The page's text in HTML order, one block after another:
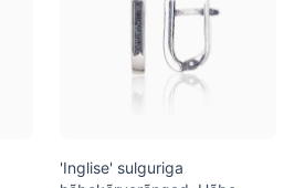
'Inglise' sulguriga